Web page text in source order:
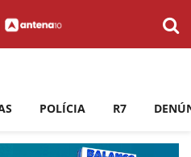
POLÍCIA R7